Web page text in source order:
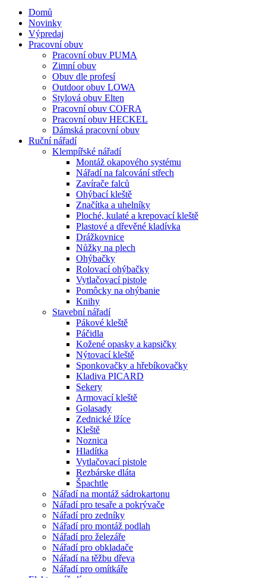
Domů
Novinky
Výpredaj
Pracovní obuv
Pracovní obuv PUMA
Zimní obuv
Obuv dle profesí
Outdoor obuv LOWA
Stylová obuv Elten
Pracovní obuv COFRA
Pracovní obuv HECKEL
Dámská pracovní obuv
Ruční nářadí
Klempířské nářadí
Montáž okapového systému
Nářadí na falcování střech
Zavírače falců
Ohýbací kleště
Značítka a uhelníky
Ploché, kulaté a krepovací kleště
Plastové a dřevěné kladívka
Drážkovnice
Nůžky na plech
Ohýbačky
Rolovací ohýbačky
Vytlačovací pistole
Pomôcky na ohýbanie
Knihy
Stavební nářadí
Pákové kleště
Páčidla
Kožené opasky a kapsičky
Nýtovací kleště
Sponkovačky a hřebíkovačky
Kladiva PICARD
Sekery
Armovací kleště
Golasady
Zednické lžíce
Kleště
Noznica
Hladítka
Vytlačovací pistole
Rezbárske dláta
Špachtle
Nářadí na montáž sádrokartonu
Nářadí pro tesaře a pokrývače
Nářadí pro zedníky
Nářadí pro montáž podlah
Nářadí pro železáře
Nářadí pro obkladače
Nářadí na těžbu dřeva
Nářadí pro omítkáře